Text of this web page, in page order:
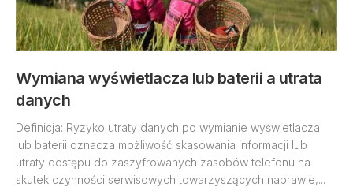
Wymiana wyświetlacza lub baterii a utrata
danych
Definicja: Ryzyko utraty danych po wymianie wyświetlacza
lub baterii oznacza możliwość skasowania informacji lub
utraty dostępu do zaszyfrowanych zasobów telefonu na
skutek czynności serwisowych towarzyszących naprawie,...